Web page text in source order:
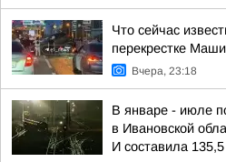
Что сейчас
перекрестке
Вчера, 23:18
В январе - июле
в Ивановской
И составила